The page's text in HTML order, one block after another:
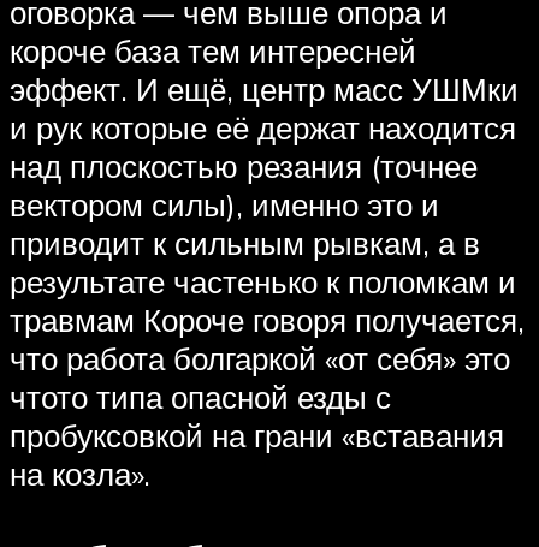
оговорка — чем выше опора и
короче база тем интересней
эффект. И ещё, центр масс УШМки
и рук которые её держат находится
над плоскостью резания (точнее
вектором силы), именно это и
приводит к сильным рывкам, а в
результате частенько к поломкам и
травмам Короче говоря получается,
что работа болгаркой «от себя» это
чтото типа опасной езды с
пробуксовкой на грани «вставания
на козла».